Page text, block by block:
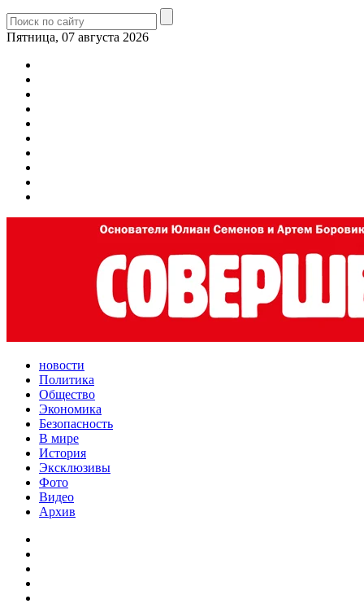
Пятница, 07 августа 2026
новости
Политика
Общество
Экономика
Безопасность
В мире
История
Эксклюзивы
Фото
Видео
Архив